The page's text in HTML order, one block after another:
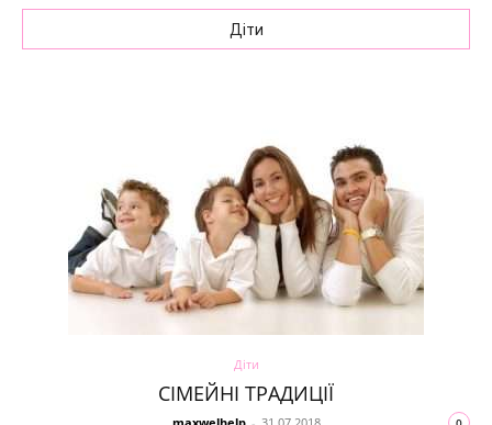
Діти
Діти
СІМЕЙНІ ТРАДИЦІЇ